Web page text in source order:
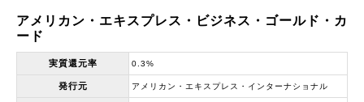
アメリカン・エキスプレス・ビジネス・ゴールド・カ
ード
実質還元率 0.3%
発行元 アメリカン・エキスプレス・インターナショナル